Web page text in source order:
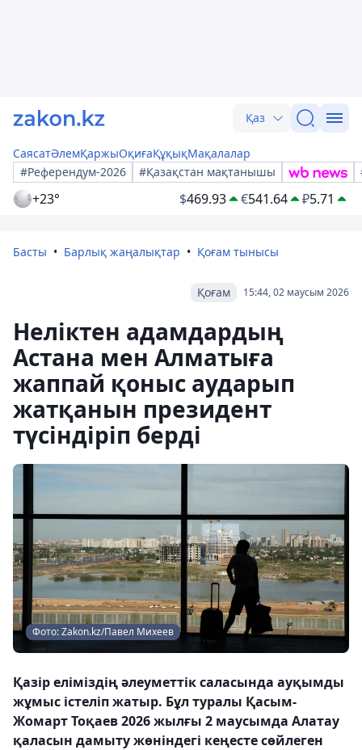
Қаз
СаясатӘлемҚаржыОқиғаҚұқықМақалалар
#Референдум-2026
#Қазақстан мақтанышы
+23° $469.93 €541.64 ₽5.71
Басты Барлық жаңалықтар Қоғам тынысы
15:44, 02 маусым 2026
Қоғам
Неліктен адамдардың
Астана мен Алматыға
жаппай қоныс аударып
жатқанын президент
түсіндіріп берді
Фото: Zakon.kz/Павел Михеев
Қазір еліміздің әлеуметтік саласында ауқымды
жұмыс істеліп жатыр. Бұл туралы ️Қасым-
Жомарт Тоқаев 2026 жылғы 2 маусымда Алатау
қаласын дамыту жөніндегі кеңесте сөйлеген